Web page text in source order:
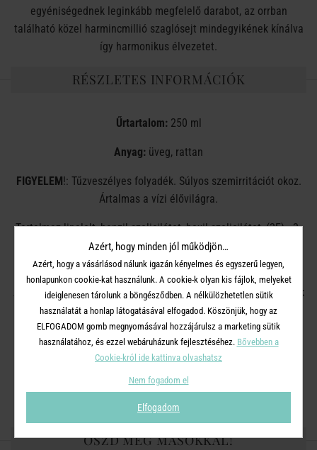
egyéniségednek leginkább megfelelő darabot, az orrban
található közel harmincmillió szaglósejt mindegyikének kínálva
így harmonikus élvezetet.
RÉSZLETES INFORMÁCIÓK
Űrtartalom:250 ml
Anyag: üveg, rattan
FIGYELEM!: Tűzveszélyes folyadék. Súlyos szemirritációt okoz.
Ártalmas a vízi élővilágra.
Tartalmaz linalolt, benzil-szalicilátot, hexil-szalicilátot, (2E) - 2-
(fenil-metilidén) -oktanált, 2- (4-terc-butil-benzil) -
propionaldehidet.
A tartalmat / tartályt a helyi / regionális / nemzeti előírásoknak
megfelelően kell megsemmisíteni.
Allergiás reakciót válthat ki.
szikrától, nyílt lángtól és más gyújtóforrásoktól távol tartandó.
OSZD MEG MÁSOKKAL!
Azért, hogy minden jól működjön…
Azért, hogy a vásárlásod nálunk igazán kényelmes és egyszerű legyen,
honlapunkon cookie-kat használunk. A cookie-k olyan kis fájlok, melyeket
ideiglenesen tárolunk a böngésződben. A nélkülözhetetlen sütik
használatát a honlap látogatásával elfogadod. Köszönjük, hogy az
ELFOGADOM gomb megnyomásával hozzájárulsz a marketing sütik
használatához, és ezzel webáruházunk fejlesztéséhez. Bővebben a
Cookie-król ide kattinva olvashatsz
Nem fogadom el
Elfogadom